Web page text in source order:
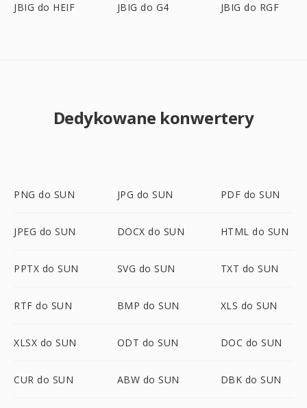
JBIG do HEIF JBIG do G4 JBIG do RGF
Dedykowane konwertery
PNG do SUN JPG do SUN PDF do SUN
JPEG do SUN DOCX do SUN HTML do SUN
PPTX do SUN SVG do SUN TXT do SUN
RTF do SUN BMP do SUN XLS do SUN
XLSX do SUN ODT do SUN DOC do SUN
CUR do SUN ABW do SUN DBK do SUN